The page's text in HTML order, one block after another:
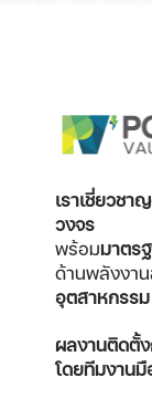
เราเชี่ยวชา
วงจร
พร้อมมาตร
ด้านพลังงา
อุตสาหกรรม
ผลงานติดตั้
โดยทีมงาน